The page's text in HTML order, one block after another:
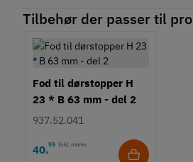
Tilbehør der passer til
Fod til dørstopper H
23 * B 63 mm - del 2
937.52.041
40,55 Inkl. moms